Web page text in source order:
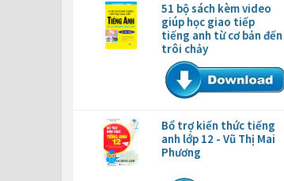
51 bộ sách kèm video
giúp học giao tiếp
tiếng anh từ cơ bản đến
trôi chảy
Bổ trợ kiến thức tiếng
anh lớp 12 - Vũ Thị Mai
Phương